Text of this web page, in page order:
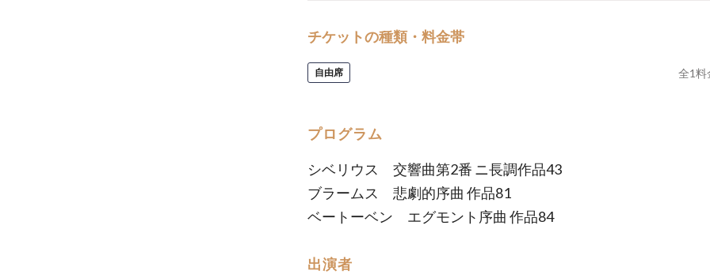
チケットの種類・料金帯
自由席 全1料
プログラム
シベリウス 交響曲第2番 ニ長調作品43
ブラームス 悲劇的序曲 作品81
ベートーベン エグモント序曲 作品84
出演者